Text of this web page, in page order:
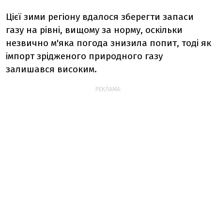
Цієї зими регіону вдалося зберегти запаси
газу на рівні, вищому за норму, оскільки
незвично м'яка погода знизила попит, тоді як
імпорт зрідженого природного газу
залишався високим.
РЕКЛАМА: